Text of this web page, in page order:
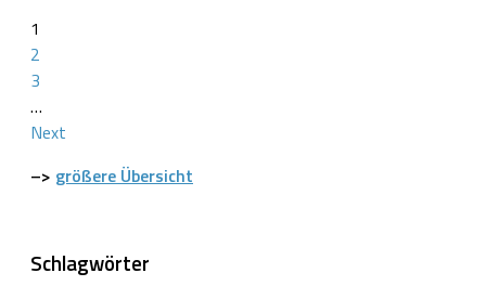
1
2
3
…
Next
–> größere Übersicht
Schlagwörter